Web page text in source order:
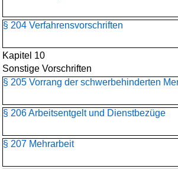
§ 204 Verfahrensvorschriften
Kapitel 10
Sonstige Vorschriften
§ 205 Vorrang der schwerbehinderten
§ 206 Arbeitsentgelt und Dienstbezüge
§ 207 Mehrarbeit